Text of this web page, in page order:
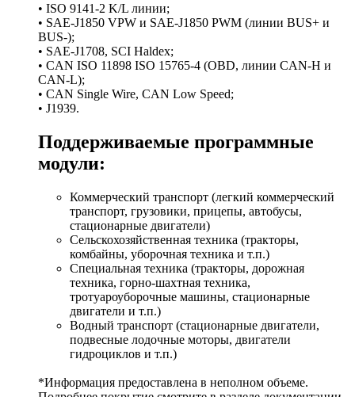
• ISO 9141-2 K/L линии;
• SAE-J1850 VPW и SAE-J1850 PWM (линии BUS+ и
BUS-);
• SAE-J1708, SCI Haldex;
• CAN ISO 11898 ISO 15765-4 (OBD, линии CAN-H и
CAN-L);
• CAN Single Wire, CAN Low Speed;
• J1939.
Поддерживаемые программные
модули:
Коммерческий транспорт (легкий коммерческий
транспорт, грузовики, прицепы, автобусы,
стационарные двигатели)
Сельскохозяйственная техника (тракторы,
комбайны, уборочная техника и т.п.)
Специальная техника (тракторы, дорожная
техника, горно-шахтная техника,
тротуароуборочные машины, стационарные
двигатели и т.п.)
Водный транспорт (стационарные двигатели,
подвесные лодочные моторы, двигатели
гидроциклов и т.п.)
*Информация предоставлена в неполном объеме.